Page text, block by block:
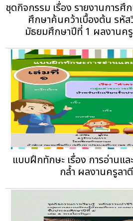
ชุดกิจกรรม เรื่อง รายงานการศึ
ศึกษาค้นคว้าเบื้องต้น รหั
มัธยมศึกษาปีที่ 1 ผลงานค
แบบฝึกทักษะ เรื่อง การอ่านแ
กล้ำ ผลงานครูลา